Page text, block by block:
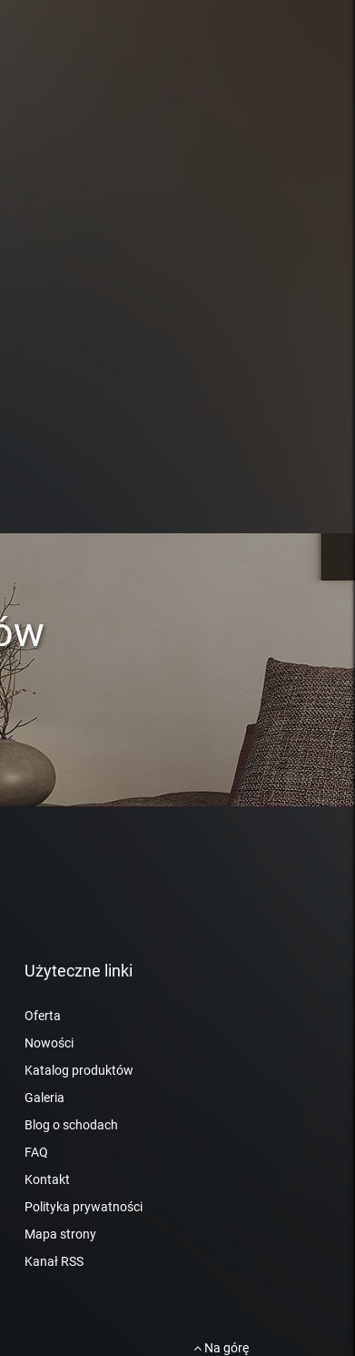
Użyteczne linki
Oferta
Nowości
Katalog produktów
Galeria
Blog o schodach
FAQ
Kontakt
Polityka prywatności
Mapa strony
Kanał RSS
Na górę